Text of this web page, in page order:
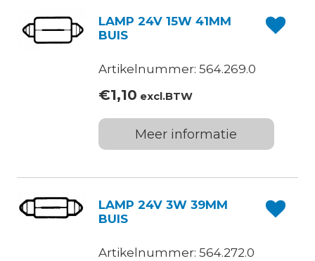
LAMP 24V 15W 41MM
BUIS
Artikelnummer: 564.269.0
€1,10 excl.BTW
Meer informatie
LAMP 24V 3W 39MM
BUIS
Artikelnummer: 564.272.0